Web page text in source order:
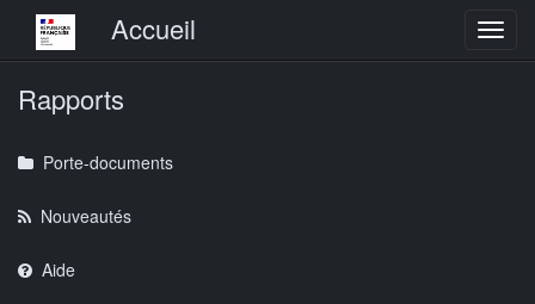
Menu principalAccueil
Rapports
Porte-documents
Nouveautés
Aide